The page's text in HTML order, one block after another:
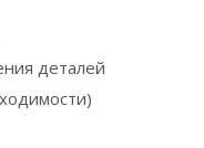
деталей